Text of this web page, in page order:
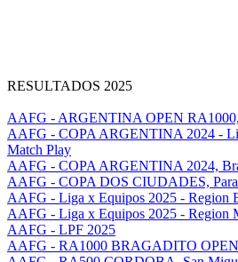
RESULTADOS 2025
AAFG - ARGENTINA OPEN RA1000,
AAFG - COPA ARGENTINA 2024 -
Match Play
AAFG - COPA ARGENTINA 2024,
AAFG - COPA DOS CIUDADES,
AAFG - Liga x Equipos 2025 - Region
AAFG - Liga x Equipos 2025 - Region
AAFG - LPF 2025
AAFG - RA1000 BRAGADITO OPEN